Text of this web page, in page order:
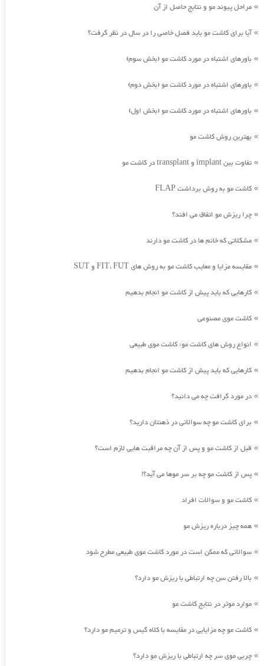
» مراحل پیوند مو و نتایج حاصل از آن
»آیا برای کاشت مو باید فصل خاصی را در سال در نظر گرفت؟
» باورهای اشتباه در مورد کاشت مو (بخش سوم)
» باورهای اشتباه در مورد کاشت مو (بخش دوم)
» باورهای اشتباه در مورد کاشت مو (بخش اول)
» بهترین روش کاشت مو
» تفاوت بین implant و transplant در کاشت مو
» کاشت مو به روش برداشت FLAP
» چرا ریزش مو اتفاق می افتد؟
» مشکلاتی که خانم ها در کاشت مو دارند
» مقایسه مزایا و معایب کاشت مو به روش های FIT، FUT و SUT
» کارهایی که باید پیش از کاشت مو انجام بدهیم
» کاشت موی مصنوعی
» انواع روش های کاشت مو: کاشت موی طبیعی
» کارهایی که باید پیش از کاشت مو انجام بدهیم
» در مورد گرافت چه می دانید؟
» برای کاشت مو چه سوالاتی در ذهنتان دارید؟
» قبل از کاشت مو و پس از آن چه مراقبت هایی لازم است؟
» پس از کاشت مو چه بر سر موها می آید؟!
» کاشت مو و سوالات افراد
» همه چیز درباره ریزش مو
» سوالاتی که ممکن است در مورد کاشت موی طبیعی مطرح شود
» بالا رفتن سن چه ارتباطی با ریزش مو دارد؟
» موارد موثر در نتایج کاشت مو
» کاشت مو چه مزایایی در مقایسه با کلاه گیس و ترمیم مو دارد؟
» چربی موی سر چه ارتباطی با ریزش مو دارد؟